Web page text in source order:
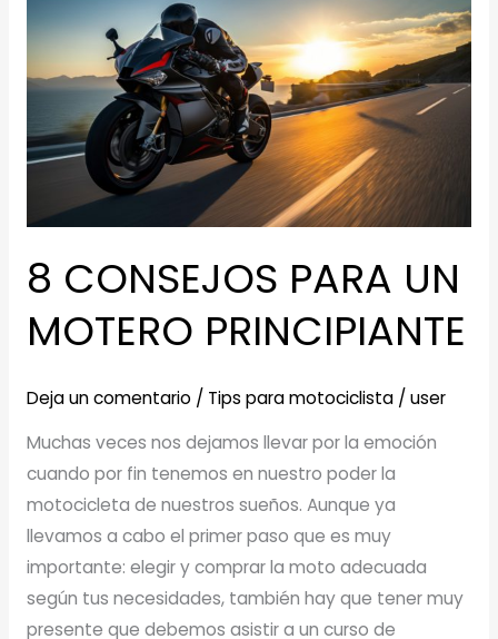
MOTO
BAJO
LA
8 CONSEJOS PARA UN
MOTERO PRINCIPIANTE
Deja un comentario / Tips para motociclista/user
Muchas veces nos dejamos llevar por la emoción
cuando por fin tenemos en nuestro poder la
motocicleta de nuestros sueños. Aunque ya
llevamos a cabo el primer paso que es muy
importante: elegir y comprar la moto adecuada
según tus necesidades, también hay que tener muy
presente que debemos asistir a un curso de